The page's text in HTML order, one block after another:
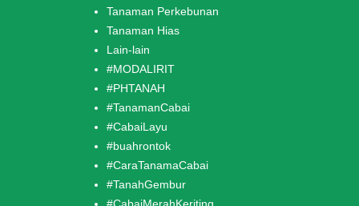
Tanaman Perkebunan
Tanaman Hias
Lain-lain
#MODALIRIT
#PHTANAH
#TanamanCabai
#CabaiLayu
#buahrontok
#CaraTanamaCabai
#TanahGembur